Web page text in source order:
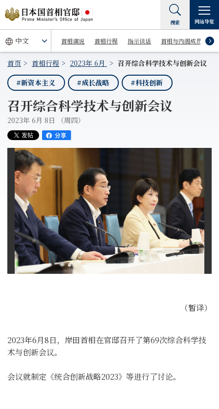
首相演说 首相行程 指示谈话 首相与内阁成员
搜索 网站导览
首页 首相行程 2023年 6月
召开综合科学技术与创新会议
#新资本主义
#成长战略 #科技创新
召开综合科学技术与创新会议
2023年 6月 8日 （周四）
（暂译）
2023年6月8日，岸田首相在官邸召开了第69次综合科学技
术与创新会议。
会议就制定《统合创新战略2023》等进行了讨论。